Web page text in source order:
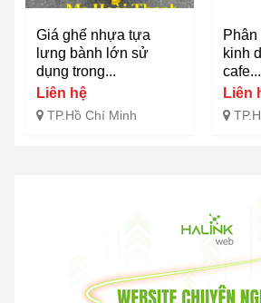
Giá ghế nhựa tựa
lưng bành lớn sử
dụng trong...
Liên hệ
TP.Hồ Chí Minh
kinh
cafe...
Liên